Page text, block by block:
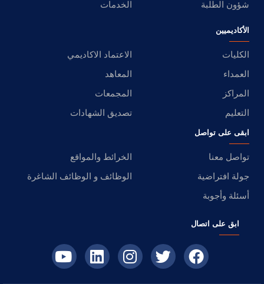
شؤون الطلبة
الخدمات
الأكاديميين
الكليات
الاعتماد الاكاديمي
العمداء
المعاهد
المراكز
المجمعات
التعليم
تصديق الشهادات
ابقى على تواصل
تواصل معنا
الخرائط والمواقع
جولة افتراضية
الوظائف و الوظائف الشاغرة
أسئلة وأجوبة
ابق على اتصال